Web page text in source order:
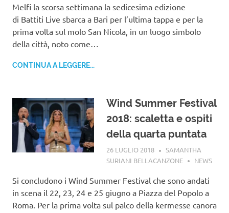
Melfi la scorsa settimana la sedicesima edizione
di Battiti Live sbarca a Bari per l’ultima tappa e per la
prima volta sul molo San Nicola, in un luogo simbolo
della città, noto come…
CONTINUA A LEGGERE...
Wind Summer Festival
2018: scaletta e ospiti
della quarta puntata
26 LUGLIO 2018
SAMANTHA
SURIANI BELLACANZONE
NEWS
Si concludono i Wind Summer Festival che sono andati
in scena il 22, 23, 24 e 25 giugno a Piazza del Popolo a
Roma. Per la prima volta sul palco della kermesse canora